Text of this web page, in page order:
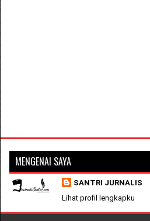
MENGENAI SAYA
SANTRI JURNALIS
Lihat profil lengkapku